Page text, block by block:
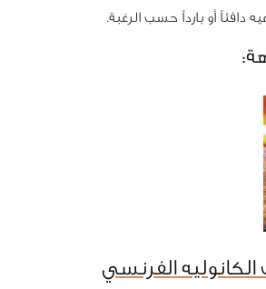
أو بارداً حسب الرغبة.
الفرنسي